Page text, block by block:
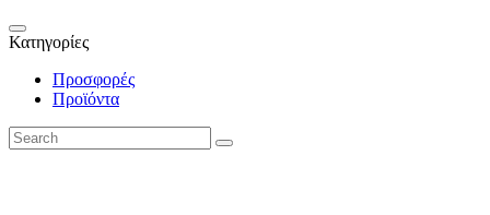
Κατηγορίες
Προσφορές
Προϊόντα